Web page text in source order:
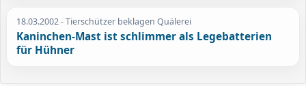
18.03.2002- Tierschützer beklagen Quälerei
Kaninchen-Mast ist schlimmer als Legebatterien
für Hühner